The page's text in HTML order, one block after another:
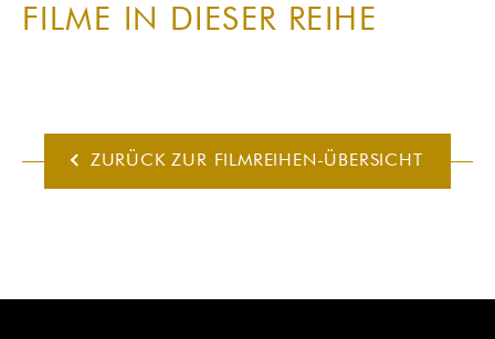
FILME IN DIESER REIHE
ZURÜCK ZUR FILMREIHEN-ÜBERSICHT